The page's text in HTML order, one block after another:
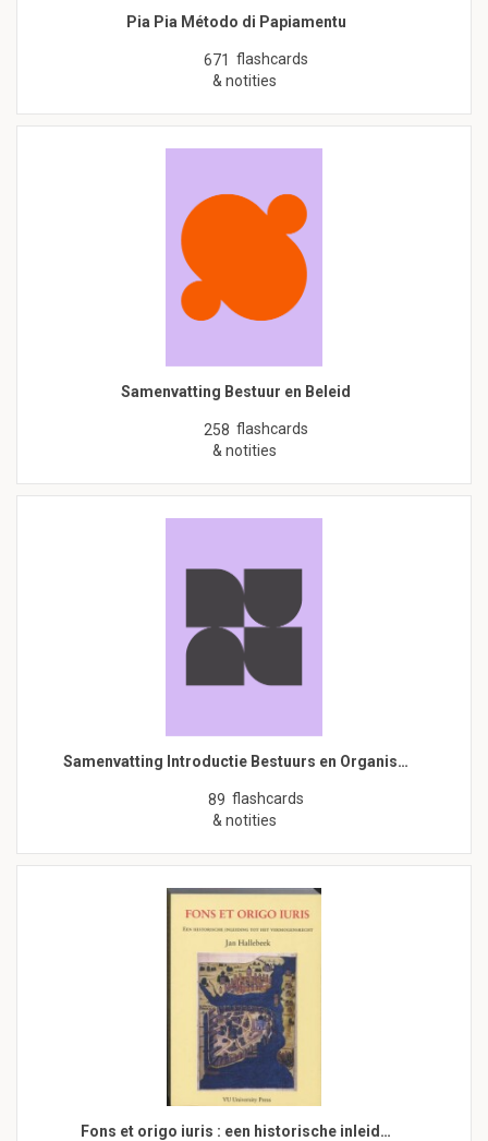
Pia Pia Método di Papiamentu
671 flashcards
& notities
Samenvatting Bestuur en Beleid
258 flashcards
& notities
Samenvatting Introductie Bestuurs en Organis…
89 flashcards
& notities
Fons et origo iuris : een historische inleid…